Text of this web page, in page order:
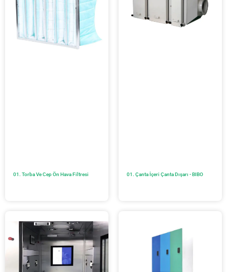
01. Torba Ve Cep Ön Hava Filtresi 01. Çanta İçeri Çanta Dışarı - BIBO